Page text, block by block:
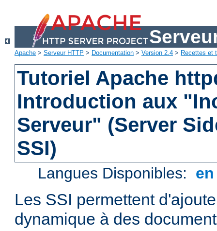
Apache > Serveur HTTP > Documentation > Version 2.4 > Recettes et
Tutoriel Apache
Introduction aux
Serveur" (Server
SSI)
Langues Disponibles:
Les SSI permettent
dynamique à des